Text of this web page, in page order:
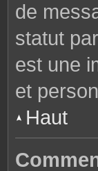
de
statut
est une
et
Haut